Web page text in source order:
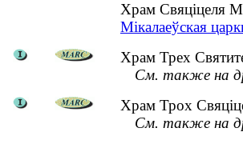
Храм Свяціцеля
Мікалаеўская
Храм Трех
См. также на
Храм Трох
См. также на